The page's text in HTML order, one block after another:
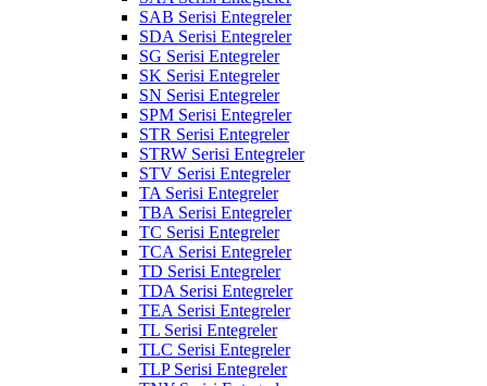
SAB Serisi Entegreler
SDA Serisi Entegreler
SG Serisi Entegreler
SK Serisi Entegreler
SN Serisi Entegreler
SPM Serisi Entegreler
STR Serisi Entegreler
STRW Serisi Entegreler
STV Serisi Entegreler
TA Serisi Entegreler
TBA Serisi Entegreler
TC Serisi Entegreler
TCA Serisi Entegreler
TD Serisi Entegreler
TDA Serisi Entegreler
TEA Serisi Entegreler
TL Serisi Entegreler
TLC Serisi Entegreler
TLP Serisi Entegreler